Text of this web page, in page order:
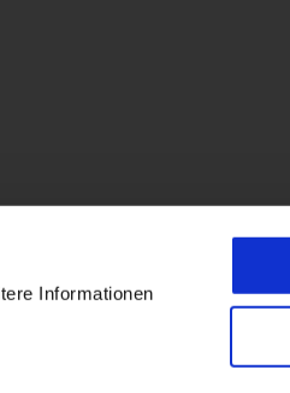
Informationen